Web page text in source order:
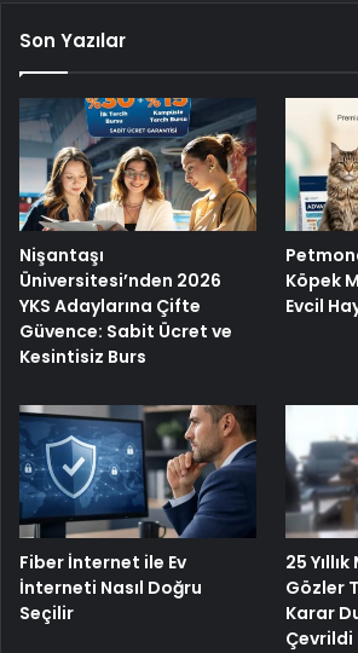
Son Yazılar
Nişantaşı
Üniversitesi’nden 2026
YKS Adaylarına Çifte
Güvence: Sabit Ücret ve
Kesintisiz Burs
Köpek
Evcil
Fiber İnternet ile Ev
İnterneti Nasıl Doğru
Seçilir
25
Gözler
Karar
Çevrildi